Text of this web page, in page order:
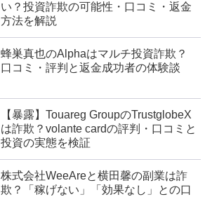
い？投資詐欺の可能性・口コミ・返金
方法を解説
蜂巣真也のAlphaはマルチ投資詐欺？
口コミ・評判と返金成功者の体験談
【暴露】Touareg GroupのTrustglobeX
は詐欺？volante cardの評判・口コミと
投資の実態を検証
株式会社WeeAreと横田馨の副業は詐
欺？「稼げない」「効果なし」との口